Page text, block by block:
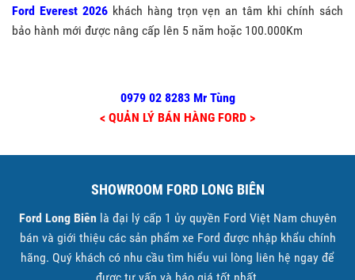
Ford Everest 2026khách hàng trọn vẹn an tâm khi chính sách
bảo hành mới được nâng cấp lên 5 năm hoặc 100.000Km
0979 02 8283 Mr Tùng
< QUẢN LÝ BÁN HÀNG FORD >
SHOWROOM FORD LONG BIÊN
Ford Long Biên là đại lý cấp 1 ủy quyền Ford Việt Nam chuyên
bán và giới thiệu các sản phẩm xe Ford được nhập khẩu chính
hãng. Quý khách có nhu cầu tìm hiểu vui lòng liên hệ ngay để